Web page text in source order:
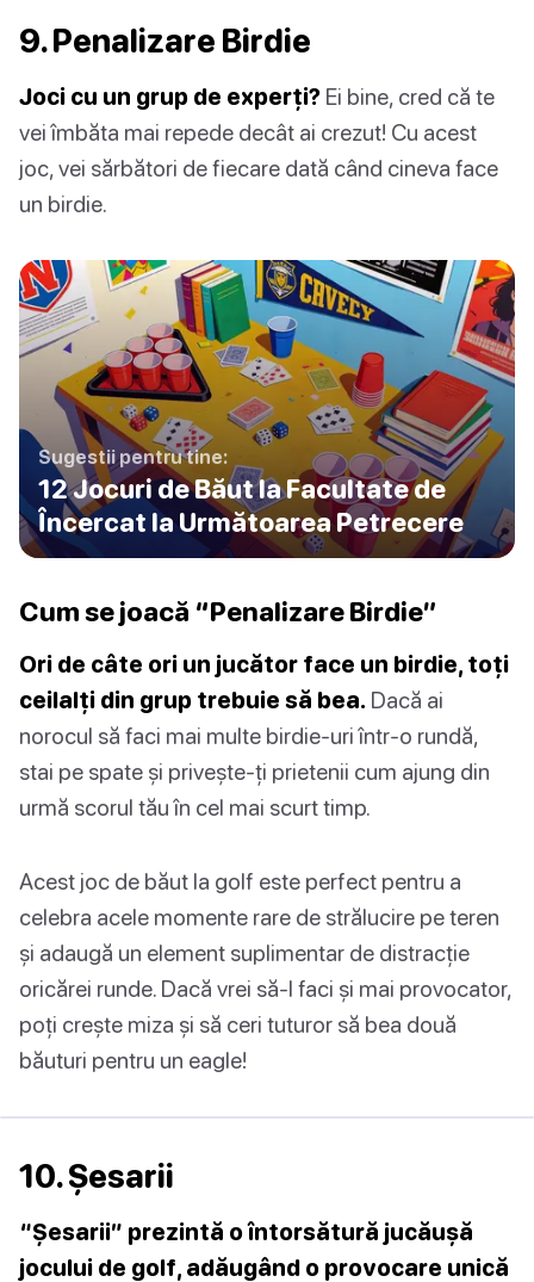
9. Penalizare Birdie
Joci cu un grup de experți? Ei bine, cred că te
vei îmbăta mai repede decât ai crezut! Cu acest
joc, vei sărbători de fiecare dată când cineva face
un birdie.
Sugestii pentru tine:
12 Jocuri de Băut la Facultate de
Încercat la Următoarea Petrecere
Cum se joacă “Penalizare Birdie”
Ori de câte ori un jucător face un birdie, toți
ceilalți din grup trebuie să bea. Dacă ai
norocul să faci mai multe birdie-uri într-o rundă,
stai pe spate și privește-ți prietenii cum ajung din
urmă scorul tău în cel mai scurt timp.
Acest joc de băut la golf este perfect pentru a
celebra acele momente rare de strălucire pe teren
și adaugă un element suplimentar de distracție
oricărei runde. Dacă vrei să-l faci și mai provocator,
poți crește miza și să ceri tuturor să bea două
băuturi pentru un eagle!
10. Șesarii
“Șesarii” prezintă o întorsătură jucăușă
jocului de golf, adăugând o provocare unică